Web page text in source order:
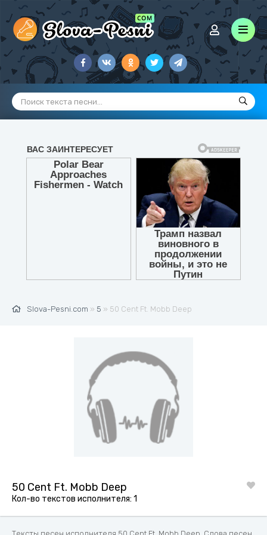
Slova-Pesni.com » 5 » 50 Cent Ft. Mobb Deep
50 Cent Ft. Mobb Deep
Кол-во текстов исполнителя: 1